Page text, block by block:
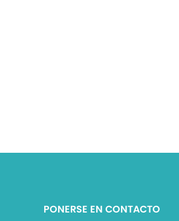
PONERSE EN CONTACTO